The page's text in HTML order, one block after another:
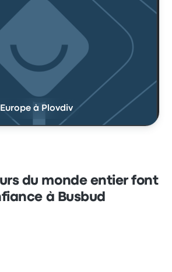
à Plovdiv
du monde entier font
à Busbud